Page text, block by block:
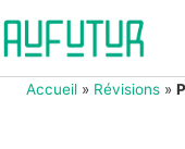
Accueil » Révisions »